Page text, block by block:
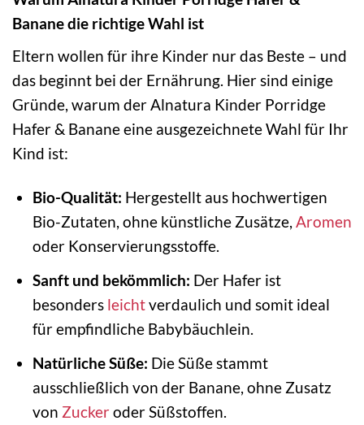
Banane die richtige Wahl ist
Eltern wollen für ihre Kinder nur das Beste – und
das beginnt bei der Ernährung. Hier sind einige
Gründe, warum der Alnatura Kinder Porridge
Hafer & Banane eine ausgezeichnete Wahl für Ihr
Kind ist:
Bio-Qualität: Hergestellt aus hochwertigen
Bio-Zutaten, ohne künstliche Zusätze, Aromen
oder Konservierungsstoffe.
Sanft und bekömmlich: Der Hafer ist
besonders leichtverdaulich und somit ideal
für empfindliche Babybäuchlein.
Natürliche Süße: Die Süße stammt
ausschließlich von der Banane, ohne Zusatz
von Zuckeroder Süßstoffen.